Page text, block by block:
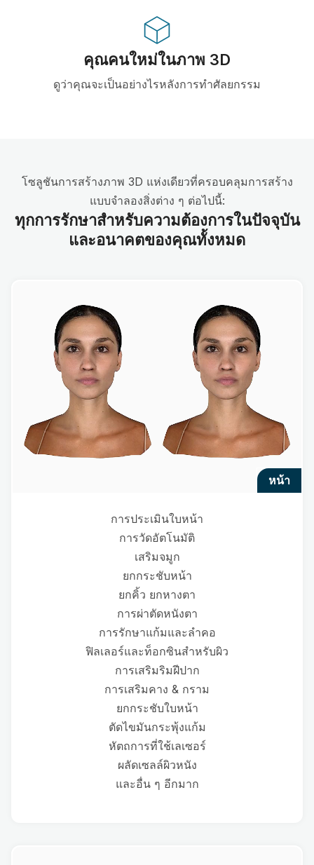
คุณคนใหม่ในภาพ 3D
ดูว่าคุณจะเป็นอย่างไรหลังการทำศัลยกรรม
โซลูชันการสร้างภาพ 3D แห่งเดียวที่ครอบคลุมการสร้าง
แบบจำลองสิ่งต่าง ๆ ต่อไปนี้:
ทุกการรักษาสำหรับความต้องการในปัจจุบัน
และอนาคตของคุณทั้งหมด
หน้า
การประเมินใบหน้า
การวัดอัตโนมัติ
เสริมจมูก
ยกกระชับหน้า
ยกคิ้ว ยกหางตา
การผ่าตัดหนังตา
การรักษาแก้มและลำคอ
ฟิลเลอร์และท็อกซินสำหรับผิว
การเสริมริมฝีปาก
การเสริมคาง & กราม
ยกกระชับใบหน้า
ตัดไขมันกระพุ้งแก้ม
หัตถการที่ใช้เลเซอร์
ผลัดเซลล์ผิวหนัง
และอื่น ๆ อีกมาก